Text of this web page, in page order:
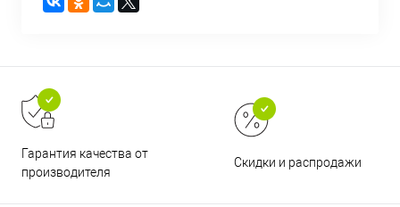
Гарантия качества от
производителя
Скидки и распродажи